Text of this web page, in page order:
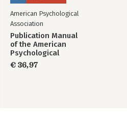
American Psychological
Association
Publication Manual
of the American
Psychological
Association 2020
€ 36,97